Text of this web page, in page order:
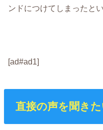
ンドにつけてしまったと
[ad#ad1]
直接の声を聞き